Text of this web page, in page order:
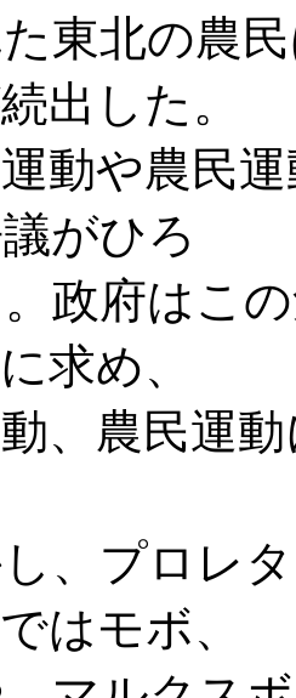
東北の農
出した。
動や農民運
がひろ
政府はこ
求め、
、農民運
、プロレ
はモボ、